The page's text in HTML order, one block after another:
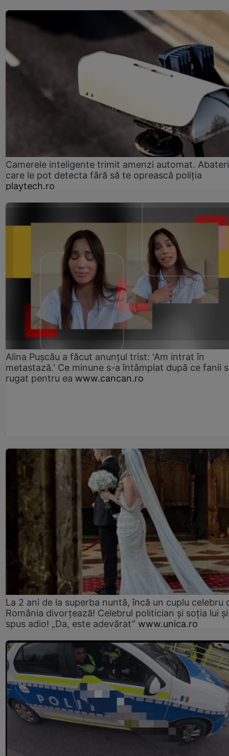
Camerele inteligente trimit amenzi automat.
care le pot detecta fără să te oprească poliția
playtech.ro
Alina Pușcău a făcut anunțul trist: 'Am intrat în
metastază.' Ce minune s-a întâmplat după ce fanii
rugat pentru ea www.cancan.ro
La 2 ani de la superba nuntă, încă un cuplu celebru
România divorțează! Celebrul politician și soția lui
spus adio! „Da, este adevărat” www.unica.ro